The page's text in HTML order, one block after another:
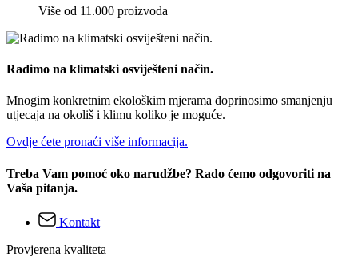
Više od 11.000 proizvoda
Radimo na klimatski osviješteni način.
Mnogim konkretnim ekološkim mjerama doprinosimo smanjenju
utjecaja na okoliš i klimu koliko je moguće.
Ovdje ćete pronaći više informacija.
Treba Vam pomoć oko narudžbe? Rado ćemo odgovoriti na
Vaša pitanja.
Kontakt
Provjerena kvaliteta